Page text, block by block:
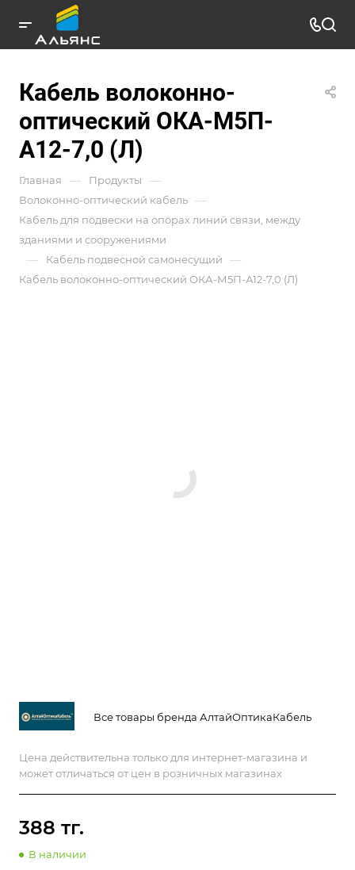
Кабель волоконно-
оптический ОКА-М5П-
А12-7,0 (Л)
Главная — Продукты —
Волоконно-оптический кабель —
Кабель для подвески на опорах линий связи, между
зданиями и сооружениями
— Кабель подвесной самонесущий —
Кабель волоконно-оптический ОКА-М5П-А12-7,0 (Л)
Все товары бренда АлтайОптикаКабель
Цена действительна только для интернет-магазина и
может отличаться от цен в розничных магазинах
388 тг.
В наличии